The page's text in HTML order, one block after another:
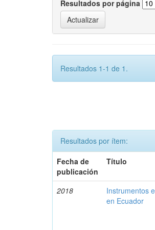
Resultados por página
Resultados 1-1 de 1.
Resultados por ítem:
Fecha de
publicación
Título
2018
Instrumentos
en Ecuador